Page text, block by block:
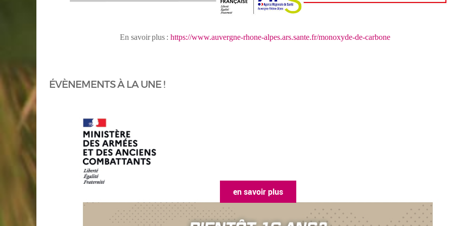
En savoir plus : https://www.auvergne-rhone-alpes.ars.sante.fr/monoxyde-de-carbone
ÉVÈNEMENTS À LA UNE !
en savoir plus